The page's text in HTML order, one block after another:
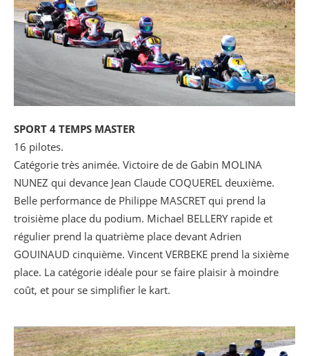
SPORT 4 TEMPS MASTER
16 pilotes.
Catégorie très animée. Victoire de de Gabin MOLINA
NUNEZ qui devance Jean Claude COQUEREL deuxième.
Belle performance de Philippe MASCRET qui prend la
troisième place du podium. Michael BELLERY rapide et
régulier prend la quatrième place devant Adrien
GOUINAUD cinquième. Vincent VERBEKE prend la sixième
place. La catégorie idéale pour se faire plaisir à moindre
coût, et pour se simplifier le kart.